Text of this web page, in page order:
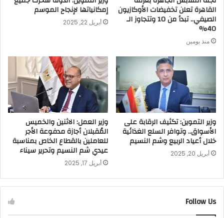
القاهرة تعلن تخفيضات الأوكازيون
الصيفي.. تبدأ من 10 وتتجاوز الـ
40%
منذ يومين
إمكانياتها لإنجاح الموسم
أبريل 22, 2025
وزير التموين: تكثيف الرقابة على
الأسواق.. وتوافر السلع الغذائية
خلال أعياد الربيع وشم النسيم
أبريل 20, 2025
وزير العمل: الاثنين والخميس
المُقبلان أجازة مدفوعة الأجر
للعاملين بالقطاع الخاص بمناسبة
عيدي شم النسيم وتحرير سيناء
أبريل 17, 2025
Follow Us